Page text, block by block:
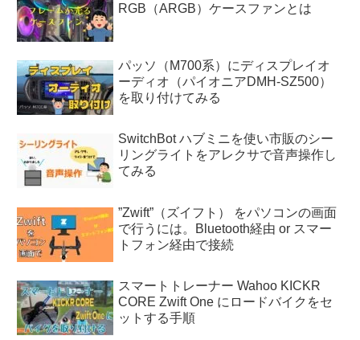
RGB（ARGB）ケースファンとは
パッソ（M700系）にディスプレイオ
ーディオ（パイオニアDMH-SZ500）
を取り付けてみる
SwitchBot ハブミニを使い市販のシー
リングライトをアレクサで音声操作し
てみる
”Zwift”（ズイフト） をパソコンの画面
で行うには。Bluetooth経由 or スマー
トフォン経由で接続
スマートトレーナー Wahoo KICKR
CORE Zwift One にロードバイクをセ
ットする手順